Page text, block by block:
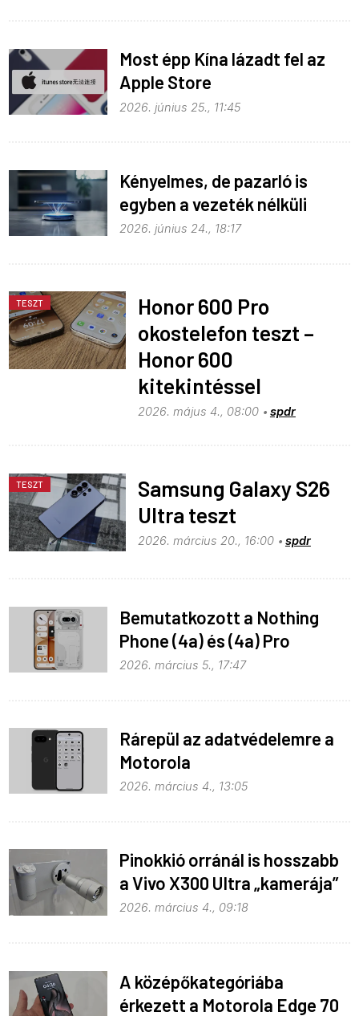
Most épp Kína lázadt fel az
Apple Store
monopolhelyzete ellen
2026. június 25., 11:45
Kényelmes, de pazarló is
egyben a vezeték nélküli
töltés
2026. június 24., 18:17
TESZT
Honor 600 Pro
okostelefon teszt –
Honor 600
kitekintéssel
2026. május 4., 08:00 spdr
TESZT
Samsung Galaxy S26
Ultra teszt
2026. március 20., 16:00 spdr
Bemutatkozott a Nothing
Phone (4a) és (4a) Pro
2026. március 5., 17:47
Rárepül az adatvédelemre a
Motorola
2026. március 4., 13:05
Pinokkió orránál is hosszabb
a Vivo X300 Ultra „kamerája”
2026. március 4., 09:18
A középőkategóriába
érkezett a Motorola Edge 70